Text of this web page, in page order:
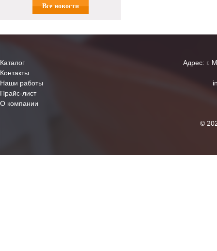
Все новости
Каталог
Контакты
Наши работы
Прайс-лист
О компании
Адрес: г.
©